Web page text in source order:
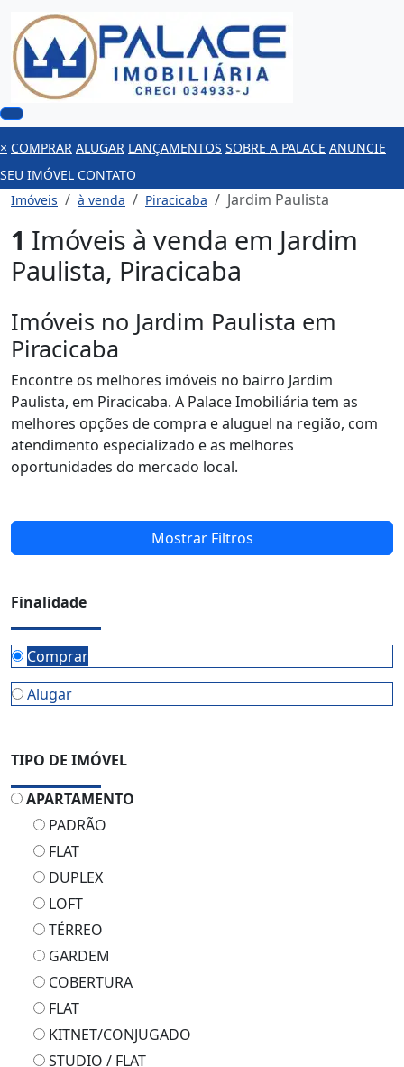
× COMPRAR ALUGAR LANÇAMENTOS SOBRE A PALACE ANUNCIE
SEU IMÓVEL CONTATO
Imóveis
à venda Piracicaba Jardim Paulista
1 Imóveis à venda em Jardim
Paulista, Piracicaba
Imóveis no Jardim Paulista em
Piracicaba
Encontre os melhores imóveis no bairro Jardim
Paulista, em Piracicaba. A Palace Imobiliária tem as
melhores opções de compra e aluguel na região, com
atendimento especializado e as melhores
oportunidades do mercado local.
Mostrar Filtros
Finalidade
Comprar
Alugar
TIPO DE IMÓVEL
APARTAMENTO
PADRÃO
FLAT
DUPLEX
LOFT
TÉRREO
GARDEM
COBERTURA
FLAT
KITNET/CONJUGADO
STUDIO / FLAT